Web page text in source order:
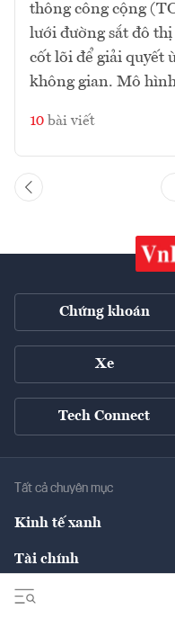
thông công cộng
lưới đường sắt đô
cốt lõi để giải quyết
không gian. Mô
10 bài viết
Chứng khoán
Xe
Tech Connect
Tất cả chuyên mục
Kinh tế xanh
Tài chính
Kinh tế số